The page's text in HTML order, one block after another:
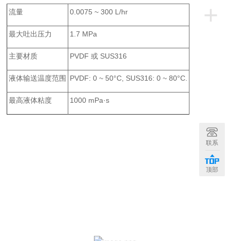
+
流量 0.0075 ~ 300 L/hr
最大吐出压力 1.7 MPa
主要材质 PVDF 或 SUS316
液体输送温度范围 PVDF: 0 ~ 50°C, SUS316: 0 ~ 80°C.
最高液体粘度 1000 mPa·s
联系
顶部